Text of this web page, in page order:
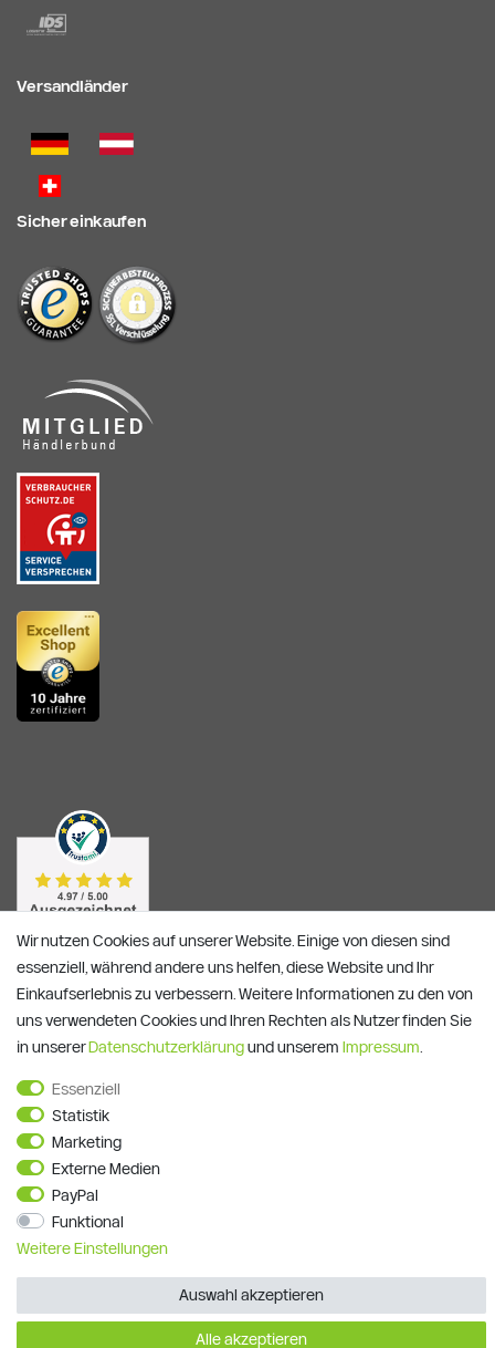
Versandländer
Sicher einkaufen
Alle Preise verstehen sich inkl. ges. MwSt. und zzgl.
© Copyright 2026 | Alle Rechte vorbehalten.
Wir nutzen Cookies auf unserer Website. Einige von diesen sind
essenziell, während andere uns helfen, diese Website und Ihr
Einkaufserlebnis zu verbessern. Weitere Informationen zu den von
uns verwendeten Cookies und Ihren Rechten als Nutzer finden Sie
in unsererDaten­schutz­erklärungund unserem Impressum
Essenziell
Statistik
Marketing
Externe Medien
PayPal
Funktional
Weitere Einstellungen
Alle akzeptieren
Auswahl akzeptieren